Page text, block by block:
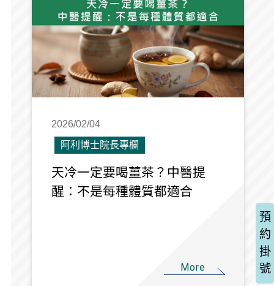
預
約
掛
號
2026/02/04
阿利博士院長專欄
天冷一定要喝薑茶？中醫提
醒：不是每種體質都適合
More